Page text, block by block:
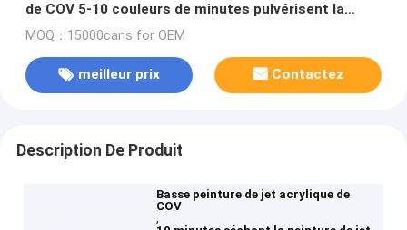
de COV 5-10 couleurs de minutes pulvérisent la
peinture
MOQ：15000cans for OEM
meilleur prix Contactez
Description De Produit
Basse peinture de jet acrylique de
COV
,